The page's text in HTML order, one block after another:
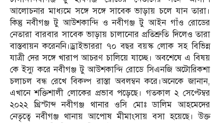
আলোচনার মাধ্যমে সঙ্গে সঙ্গে সাবেক ভাড়ায় চলে যান তারা।
কিন্তু নবীগঞ্জ টু আউশকান্দি ও নবীগঞ্জ টু আইন গাঁও রোডের
নেতারা বারবার সাবেক ভাড়ায় চালানোর প্রতিশ্রুতি দিলেও তারা
বাস্তবায়ন করেননি।ড্রাইভাররা ৭০ বছর বয়স্ক লোক সহ বিভিন্ন
যাত্রী দের সঙ্গে খারাপ আচরণ চালিয়ে যাচ্ছে। অবশেষে এ বিষয়
কে ইস্যু করে নবীগঞ্জ টু আউশকান্দি রোডে সিএনজি অটোরিকশা
চলাচল বন্ধ রেখে বিকল্প রাস্তা অবলম্বন করে।অনেকে জানান,
এখানে শক্তিশালী লোকের প্রভাব পড়েছে। গতকাল ২ সেপ্টেম্বর
২০২২ খ্রিস্টাব্দ নবীগঞ্জ থানার ওসি মোঃ ডালিম আহমেদের
নেতৃত্বে নবীগঞ্জ থানায় আপোষ মীমাংসায় বসা হয়েছে। উক্ত